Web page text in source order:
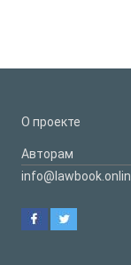
О проекте
Авторам